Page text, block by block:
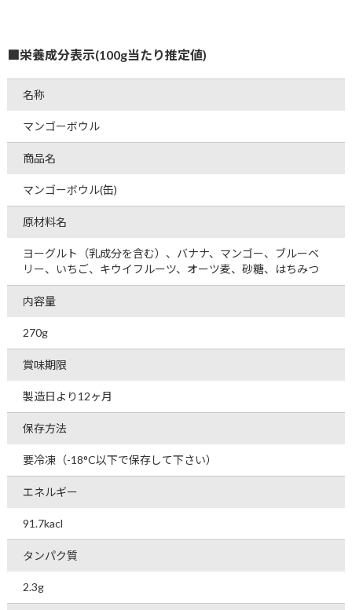
■栄養成分表示(100g当たり推定値)
名称
マンゴーボウル
商品名
マンゴーボウル(缶)
原材料名
ヨーグルト（乳成分を含む）、バナナ、マンゴー、ブルーベ
リー、いちご、キウイフルーツ、オーツ麦、砂糖、はちみつ
内容量
270g
賞味期限
製造日より12ヶ月
保存方法
要冷凍（-18°C以下で保存して下さい）
エネルギー
91.7kacl
タンパク質
2.3g